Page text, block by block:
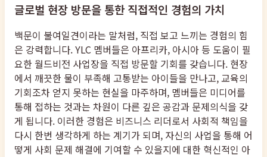
글로벌 현장 방문을 통한 직접적인 경험의 가치
백문이 불여일견이라는 말처럼, 직접 보고 느끼는 경험의 힘
은 강력합니다. YLC 멤버들은 아프리카, 아시아 등 도움이 필
요한 월드비전 사업장을 직접 방문할 기회를 갖습니다. 현장
에서 깨끗한 물이 부족해 고통받는 아이들을 만나고, 교육의
기회조차 얻지 못하는 현실을 마주하며, 멤버들은 미디어를
통해 접하는 것과는 차원이 다른 깊은 공감과 문제의식을 갖
게 됩니다. 이러한 경험은 비즈니스 리더로서 사회적 책임을
다시 한번 생각하게 하는 계기가 되며, 자신의 사업을 통해 어
떻게 사회 문제 해결에 기여할 수 있을지에 대한 혁신적인 아